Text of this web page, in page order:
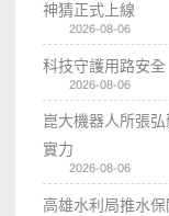
神猜正式上線
2026-08-06
科技守護用路安
2026-08-06
崑大機器人所張
實力
2026-08-06
高雄水利局推水